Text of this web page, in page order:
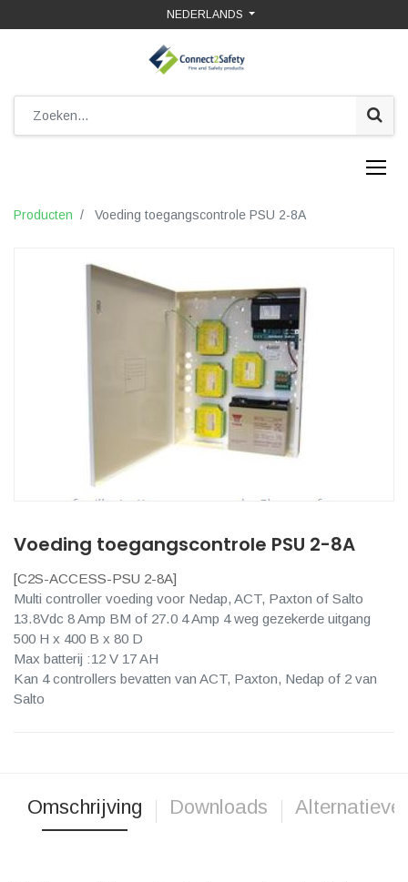
NEDERLANDS
Producten Voeding toegangscontrole PSU 2-8A
Voeding toegangscontrole PSU 2-8A
[C2S-ACCESS-PSU 2-8A]
Multi controller voeding voor Nedap, ACT, Paxton of Salto
13.8Vdc 8 Amp BM of 27.0 4 Amp 4 weg gezekerde uitgang
500 H x 400 B x 80 D
Max batterij :12 V 17 AH
Kan 4 controllers bevatten van ACT, Paxton, Nedap of 2 van
Salto
Omschrijving Downloads Alternatieve